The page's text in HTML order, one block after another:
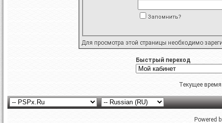
Запомнить?
Для просмотра этой страницы необходимо
Быстрый переход
Текущее
Powered